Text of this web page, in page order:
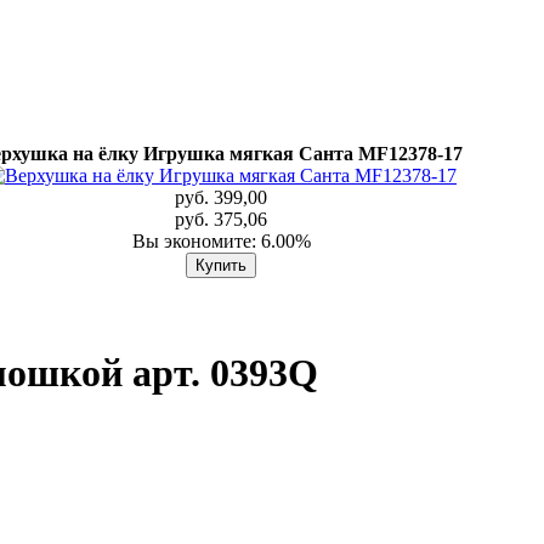
на ёлку Игрушка мягкая Санта MF12378-17
руб. 399,00
руб. 375,06
Вы экономите: 6.00%
арт. 0393Q